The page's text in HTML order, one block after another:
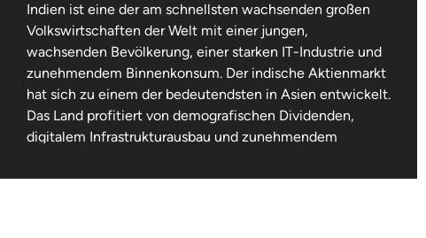
Indien ist eine der am schnellsten wachsenden großen
Volkswirtschaften der Welt mit einer jungen,
wachsenden Bevölkerung, einer starken IT-Industrie und
zunehmendem Binnenkonsum. Der indische Aktienmarkt
hat sich zu einem der bedeutendsten in Asien entwickelt.
Das Land profitiert von demografischen Dividenden,
digitalem Infrastrukturausbau und zunehmendem